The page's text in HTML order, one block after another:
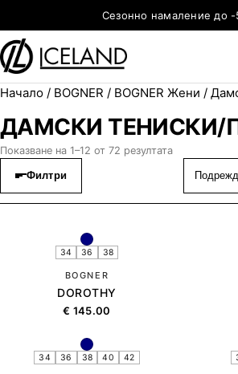
Към съдържаниетоСезонно намаление до -
Начало / BOGNER / BOGNER Жени /
ДАМСКИ ТЕНИСКИ/
Показване на 1–12 от 72 резултата
Филтри
34 36 38
BOGNER
DOROTHY
€ 145.00
34 36 38 40 42